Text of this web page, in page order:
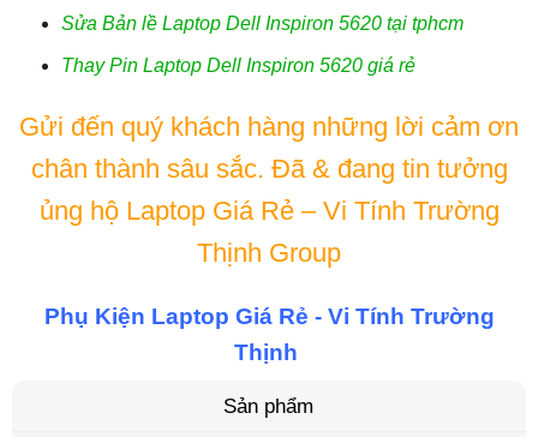
Sửa Bản lề Laptop Dell Inspiron 5620 tại tphcm
Thay Pin Laptop Dell Inspiron 5620 giá rẻ
Gửi đến quý khách hàng những lời cảm ơn
chân thành sâu sắc. Đã & đang tin tưởng
ủng hộ Laptop Giá Rẻ – Vi Tính Trường
Thịnh Group
Phụ Kiện Laptop Giá Rẻ - Vi Tính Trường
Thịnh
Sản phẩm